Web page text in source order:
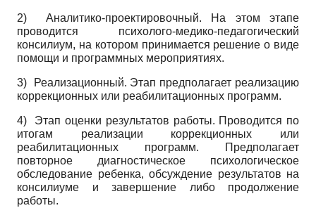
2) Аналитико-проектировочный. На этом этапе
проводится психолого-медико-педагогический
консилиум, на котором принимается решение о виде
помощи и программных мероприятиях.
3) Реализационный. Этап предполагает реализацию
коррекционных или реабилитационных программ.
4) Этап оценки результатов работы. Проводится по
итогам реализации коррекционных или
реабилитационных программ. Предполагает
повторное диагностическое психологическое
обследование ребенка, обсуждение результатов на
консилиуме и завершение либо продолжение
работы.